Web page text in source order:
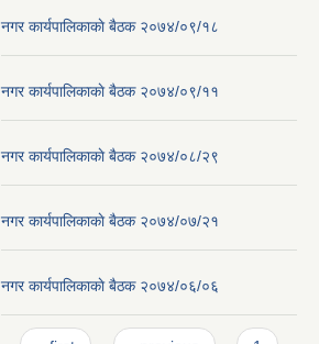
नगर कार्यपालिकाकाे बैठक २०७४/०९/१८
नगर कार्यपालिकाकाे बैठक २०७४/०९/११
नगर कार्यपालिकाकाे बैठक २०७४/०८/२९
नगर कार्यपालिकाकाे बैठक २०७४/०७/२१
नगर कार्यपालिकाकाे बैठक २०७४/०६/०६